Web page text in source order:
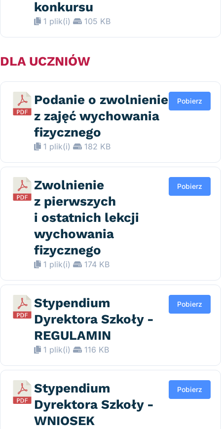
konkursu
1 plik(i) 105 KB
DLA UCZNIÓW
Podanie o zwolnienie
z zajęć wychowania
fizycznego
1 plik(i) 182 KB
Pobierz
Zwolnienie
z pierwszych
i ostatnich lekcji
wychowania
fizycznego
1 plik(i) 174 KB
Pobierz
Stypendium
Dyrektora Szkoły -
REGULAMIN
1 plik(i) 116 KB
Pobierz
Stypendium
Dyrektora Szkoły -
WNIOSEK
Pobierz